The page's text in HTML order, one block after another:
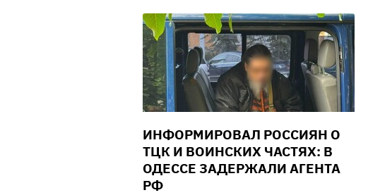
ИНФОРМИРОВАЛ РОССИЯН О
ТЦК И ВОИНСКИХ ЧАСТЯХ: В
ОДЕССЕ ЗАДЕРЖАЛИ АГЕНТА
РФ